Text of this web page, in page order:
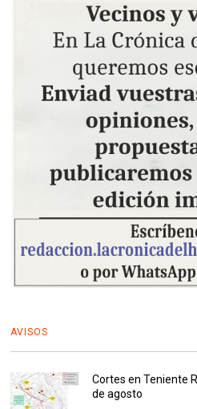
AVISOS
Cortes en Teniente
de agosto